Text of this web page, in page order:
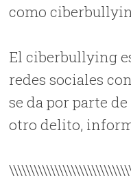
como
El ciberbullying
redes sociales
se da por parte
otro delito,